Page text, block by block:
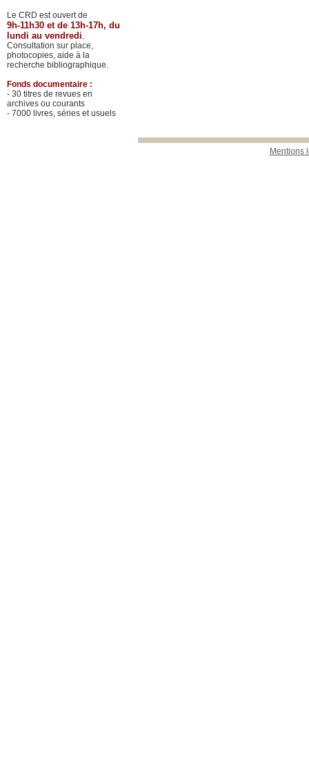
Mentions
Le CRD est ouvert de
9h-11h30 et de 13h-17h, du
lundi au vendredi.
Consultation sur place,
photocopies, aide à la
recherche bibliographique.
Fonds documentaire :
- 30 titres de revues en
archives ou courants
- 7000 livres, séries et usuels